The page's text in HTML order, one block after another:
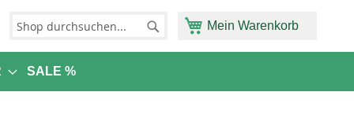
Mein Warenkorb
SALE %